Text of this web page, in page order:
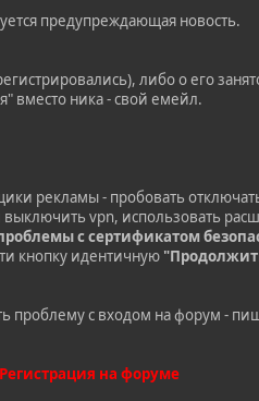
предупреждающая новость.
либо о его
вместо ника - свой емейл.
рекламы - пробовать
vpn, использовать
с сертификатом
кнопку идентичную
проблему с входом на форум -
на форуме